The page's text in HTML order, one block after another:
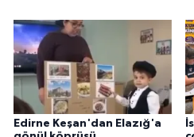
Edirne Keşan'dan Elazığ'a